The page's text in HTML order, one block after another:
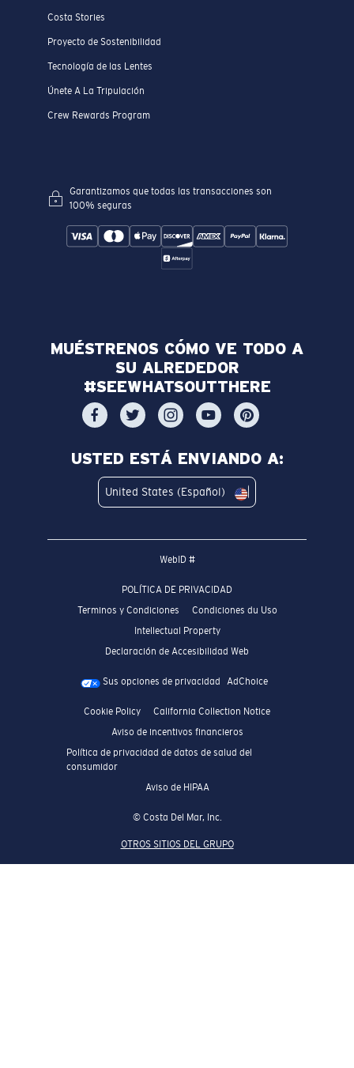
Costa Stories
Proyecto de Sostenibilidad
Tecnología de las Lentes
Únete A La Tripulación
Crew Rewards Program
Garantizamos que todas las transacciones son
100% seguras
MUÉSTRENOS CÓMO VE TODO A
SU ALREDEDOR
#SEEWHATSOUTTHERE
USTED ESTÁ ENVIANDO A:
United States (Español)
WebID #
POLÍTICA DE PRIVACIDAD
Terminos y Condiciones
Condiciones du Uso
Intellectual Property
Declaración de Accesibilidad Web
Sus opciones de privacidad AdChoice
Cookie Policy
California Collection Notice
Aviso de incentivos financieros
Política de privacidad de datos de salud del
consumidor
Aviso de HIPAA
© Costa Del Mar, Inc.
OTROS SITIOS DEL GRUPO